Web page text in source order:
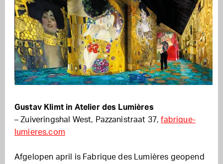
Gustav Klimt in Atelier des Lumières
– Zuiveringshal West, Pazzanistraat 37,fabrique-
lumieres.com
Afgelopen april is Fabrique des Lumières geopend